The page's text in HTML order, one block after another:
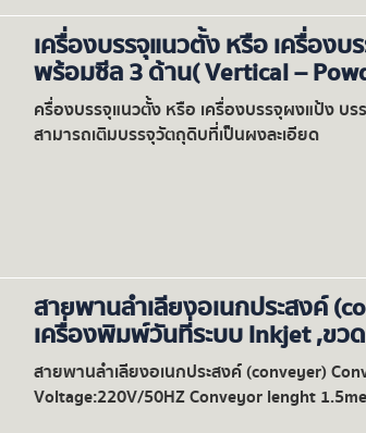
เครื่องบรรจุแนวตั้ง หรือ เครื่อง
พร้อมซีล 3 ด้าน( Vertical –
ครื่องบรรจุแนวตั้ง หรือ เครื่องบรรจุผงแป้ง บร
สามารถเติมบรรจุวัตถุดิบที่เป็นผงละเอียด
สายพานลำเลียงอเนกประสงค์
เครื่องพิมพ์วันที่ระบบ Inkjet ,ข
สายพานลำเลียงอเนกประสงค์ (conveyer)
Voltage:220V/50HZ Conveyor lenght